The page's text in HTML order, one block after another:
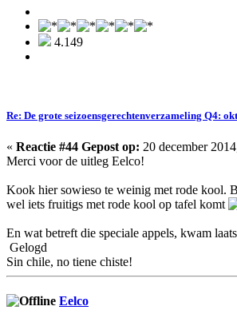
4.149
Re: De grote seizoensgerechtenverzameling Q4:
« Reactie #44 Gepost op: 20 december
Merci voor de uitleg Eelco!
Kook hier sowieso te weinig met rode kool.
wel iets fruitigs met rode kool op tafel komt
En wat betreft die speciale appels, kwam
Gelogd
Sin chile, no tiene chiste!
Eelco